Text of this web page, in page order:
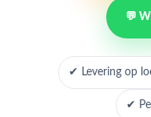
💬
✔ Levering op
✔